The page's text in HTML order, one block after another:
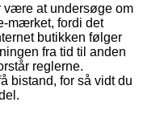
være at undersøge om
mærket, fordi det
butikken følger
fra tid til anden
reglerne.
bistand, for så vidt du